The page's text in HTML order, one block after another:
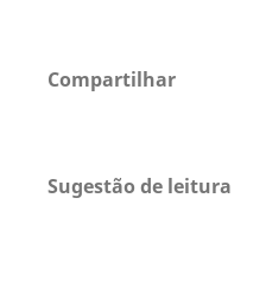
Compartilhar
Sugestão de leitura